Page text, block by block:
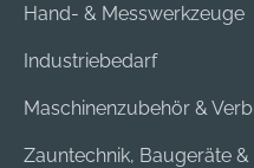
Hand- & Messwerkzeuge
Industriebedarf
Maschinenzubehör &
Zauntechnik, Baugeräte